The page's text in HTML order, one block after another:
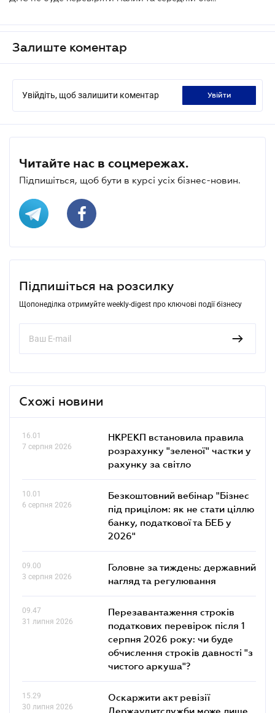
Залиште коментар
Увійдіть, щоб залишити коментар увійти
Читайте нас в соцмережах.
Підпишіться, щоб бути в курсі усіх бізнес-новин.
Підпишіться на розсилку
Щопонеділка отримуйте weekly-digest про ключові події бізнесу
Схожі новини
16.01
7 серпня 2026
НКРЕКП встановила правила
розрахунку "зеленої" частки у
рахунку за світло
10.01
6 серпня 2026
Безкоштовний вебінар "Бізнес
під прицілом: як не стати ціллю
банку, податкової та БЕБ у
2026"
09.00
3 серпня 2026
Головне за тиждень: державний
нагляд та регулювання
09.47
31 липня 2026
Перезавантаження строків
податкових перевірок після 1
серпня 2026 року: чи буде
обчислення строків давності "з
чистого аркуша"?
15.29
30 липня 2026
Оскаржити акт ревізії
Держаудитслужби може лише